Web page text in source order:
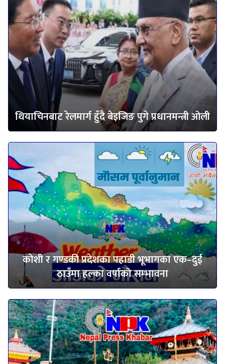
थियाचिनबाट रेलमार्ग हुँदै बेइजिङ पुगे प्रधानमन्त्री ओली
कोशी र गण्डकी प्रदेशका पहाडी भूभागका एक–दुई
ठाउँमा हल्का वर्षाको सम्भावना